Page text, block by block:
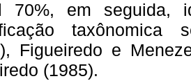
70%, em seguida,
taxônomica
Figueiredo e
(1985).